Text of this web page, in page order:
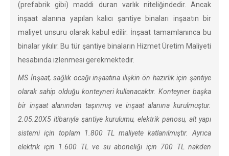
(prefabrik gibi) maddi duran varlık niteliğindedir. Ancak
inşaat alanına yapılan kalıcı şantiye binaları inşaatın bir
maliyet unsuru olarak kabul edilir. İnşaat tamamlanınca bu
binalar yıkılır. Bu tür şantiye binaların Hizmet Üretim Maliyeti
hesabında izlenmesi gerekmektedir.
MS İnşaat, sağlık ocağı inşaatına ilişkin ön hazırlık için şantiye
olarak sahip olduğu konteyneri kullanacaktır. Konteyner başka
bir inşaat alanından taşınmış ve inşaat alanına kurulmuştur.
2.05.20X5 itibarıyla şantiye kurulumu, elektrik panosu, alt yapı
sistemi için toplam 1.800 TL maliyete katlanılmıştır. Ayrıca
elektrik için 1.600 TL ve su aboneliği için 700 TL nakden